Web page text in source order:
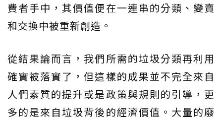
費者手中，其價值便在一連串的分類、變賣
和交換中被重新創造。
從結果論而言，我們所需的垃圾分類再利用
確實被落實了，但這樣的成果並不完全來自
人們素質的提升或是政策與規則的引導，更
多的是來自垃圾背後的經濟價值。大量的廢